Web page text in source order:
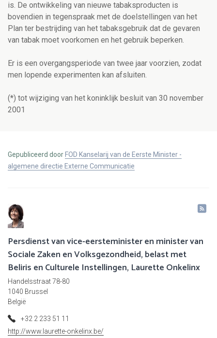
is. De ontwikkeling van nieuwe tabaksproducten is
bovendien in tegenspraak met de doelstellingen van het
Plan ter bestrijding van het tabaksgebruik dat de gevaren
van tabak moet voorkomen en het gebruik beperken.
Er is een overgangsperiode van twee jaar voorzien, zodat
men lopende experimenten kan afsluiten.
(*) tot wijziging van het koninklijk besluit van 30 november
2001
Gepubliceerd door FOD Kanselarij van de Eerste Minister -
algemene directie Externe Communicatie
Persdienst van vice-eersteminister en minister van
Sociale Zaken en Volksgezondheid, belast met
Beliris en Culturele Instellingen, Laurette Onkelinx
Handelsstraat 78-80
1040 Brussel
België
+32 2 233 51 11
http://www.laurette-onkelinx.be/